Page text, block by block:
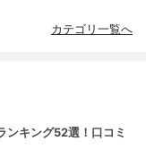
カテゴリ一覧へ
ンキング52選！口コミ